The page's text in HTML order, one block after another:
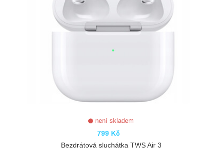
není skladem
799 Kč
Bezdrátová sluchátka TWS Air 3